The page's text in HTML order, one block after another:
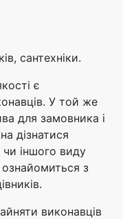
сантехніки.
є
У той же
для замовника і
дізнатися
чи іншого виду
з
виконавців